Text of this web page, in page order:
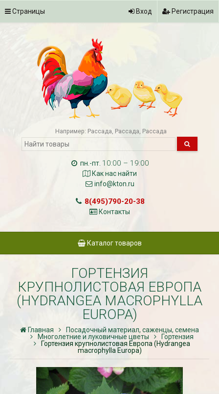
Страницы Вход Регистрация
Например: Рассада Рассада Рассада
пн.-пт. 10:00 – 19:00
Как нас найти
info@kton.ru
8(495)790-20-38
Контакты
Каталог товаров
ГОРТЕНЗИЯ
КРУПНОЛИСТОВАЯ ЕВРОПА
(HYDRANGEA MACROPHYLLA
EUROPA)
Главная
Посадочный материал, саженцы, семена
Многолетние и луковичные цветы
Гортензия
Гортензия крупнолистовая Европа (Hydrangea
macrophylla Europa)